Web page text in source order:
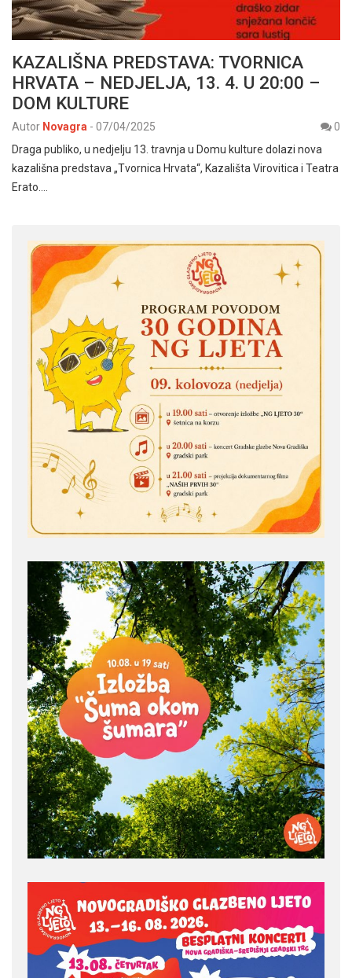
KAZALIŠNA PREDSTAVA: TVORNICA
HRVATA – NEDJELJA, 13. 4. U 20:00 –
DOM KULTURE
Autor Novagra - 07/04/2025
0
Draga publiko, u nedjelju 13. travnja u Domu kulture dolazi nova
kazališna predstava „Tvornica Hrvata“, Kazališta Virovitica i Teatra
Erato.…